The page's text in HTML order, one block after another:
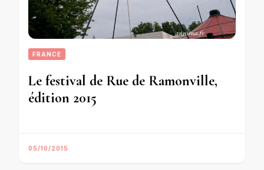
FRANCE
Le festival de Rue de Ramonville,
édition 2015
05/10/2015